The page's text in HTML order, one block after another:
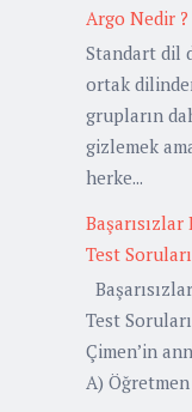
Argo Nedir ?
Standart dil
ortak
grupların
gizlemek
herke...
Test
Test
Çimen’in
A)